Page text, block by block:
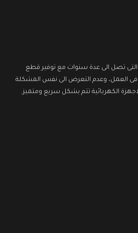
التى تصل الى عدة سنوات مع توفير قطع
فى العمل، وعدم التعرض الى نفس المشكلة
الكهربائية تتم بشكل سريع ومتميز.